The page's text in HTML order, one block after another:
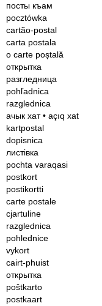
посты къам
pocztówka
cartão-postal
carta postala
o carte poștală
открытка
разгледница
pohľadnica
razglednica
ачык хат• açıq xat
kartpostal
dopisnica
листівка
pochta varaqasi
postkort
postikortti
carte postale
cjartuline
razglednica
pohlednice
vykort
cairt-phuist
открытка
poŝtkarto
postkaart